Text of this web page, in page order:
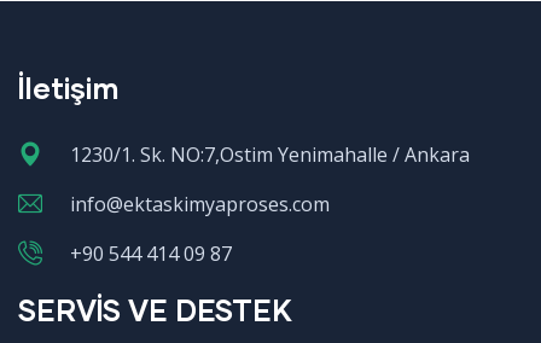
İletişim
1230/1. Sk. NO:7,Ostim Yenimahalle / Ankara
info@ektaskimyaproses.com
+90 544 414 09 87
SERVİS VE DESTEK